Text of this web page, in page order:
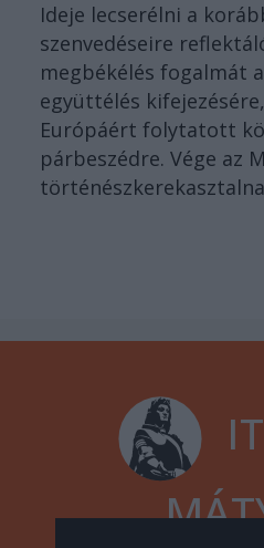
Ideje lecserélni a
szenvedéseire
megbékélés fogalmát
együttélés
Európáért folytatott
párbeszédre. Vége az